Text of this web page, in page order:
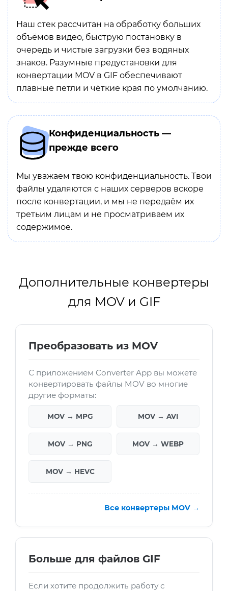
Наш стек рассчитан на обработку больших
объёмов видео, быструю постановку в
очередь и чистые загрузки без водяных
знаков. Разумные предустановки для
конвертации MOV в GIF обеспечивают
плавные петли и чёткие края по умолчанию.
Конфиденциальность —
прежде всего
Мы уважаем твою конфиденциальность. Твои
файлы удаляются с наших серверов вскоре
после конвертации, и мы не передаём их
третьим лицам и не просматриваем их
содержимое.
Дополнительные конвертеры
для MOV и GIF
Преобразовать из MOV
С приложением Converter App вы можете
конвертировать файлы MOV во многие
другие форматы:
MOV → MPG MOV → AVI
MOV → PNG MOV → WEBP
MOV → HEVC
Все конвертеры MOV →
Больше для файлов GIF
Если хотите продолжить работу с